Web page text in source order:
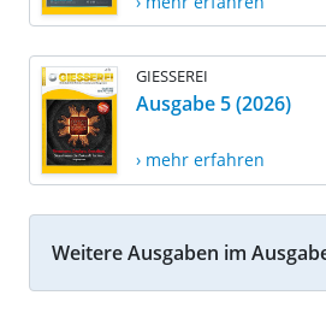
GIESSEREI
Ausgabe 5 (2026)
› mehr erfahren
Weitere Ausgaben im